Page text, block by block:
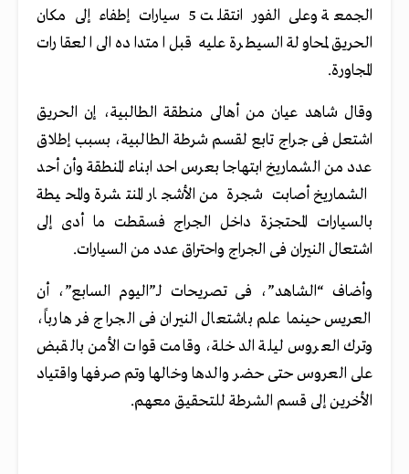
الجمعة وعلى الفور انتقلت 5 سيارات إطفاء إلى مكان
الحريق لمحاولة السيطرة عليه قبل امتداده الى العقارات
المجاورة.
وقال شاهد عيان من أهالى منطقة الطالبية، إن الحريق
اشتعل فى جراج تابع لقسم شرطة الطالبية، بسبب إطلاق
عدد من الشماريخ ابتهاجا بعرس احد ابناء المنطقة وأن أحد
الشماريخ أصابت شجرة من الأشجار المنتشرة والمحيطة
بالسيارات المحتجزة داخل الجراج فسقطت ما أدى إلى
اشتعال النيران فى الجراج واحتراق عدد من السيارات.
وأضاف “الشاهد”، فى تصريحات لـ”اليوم السابع”، أن
العريس حينما علم باشتعال النيران فى الجراج فر هارباً،
وترك العروس ليلة الدخلة، وقامت قوات الأمن بالقبض
على العروس حتى حضر والدها وخالها وتم صرفها واقتياد
الأخرين إلى قسم الشرطة للتحقيق معهم.